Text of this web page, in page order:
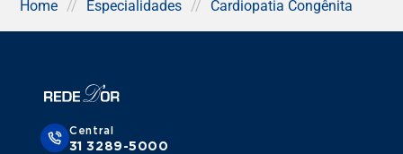
Home // Especialidades // Cardiopatia Congênita
Central
31 3289-5000